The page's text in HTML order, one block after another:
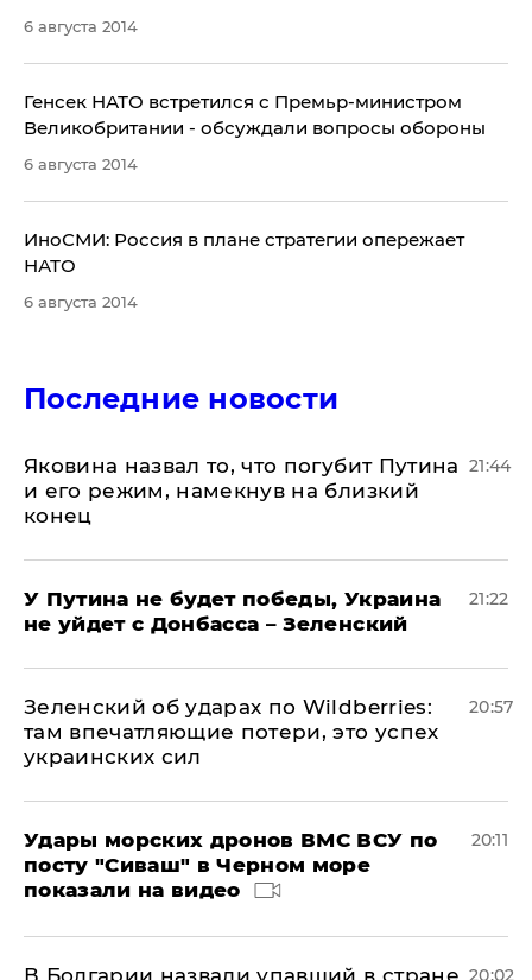
6 августа 2014
Генсек НАТО встретился с Премьр-министром
Великобритании - обсуждали вопросы обороны
6 августа 2014
ИноСМИ: Россия в плане стратегии опережает
НАТО
6 августа 2014
Последние новости
Яковина назвал то, что погубит Путина
и его режим, намекнув на близкий
конец
21:44
У Путина не будет победы, Украина
не уйдет с Донбасса – Зеленский
21:22
Зеленский об ударах по Wildberries:
там впечатляющие потери, это успех
украинских сил
20:57
Удары морских дронов ВМС ВСУ по
посту "Сиваш" в Черном море
показали на видео
20:11
В Болгарии назвали упавший в стране 20:02